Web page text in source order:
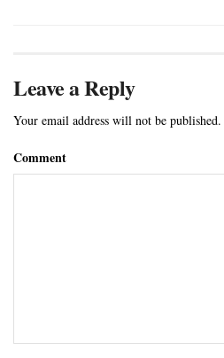
Leave a Reply
Your email address will not be published.
Comment